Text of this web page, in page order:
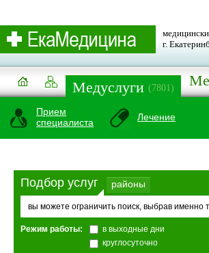
г.
Медуслуги (7801)
Прием
специалиста
Лечение
Подбор услуг районы
вы можете ограничить поиск, выбрав именно
Режим работы:
в выходные дни
круглосуточно